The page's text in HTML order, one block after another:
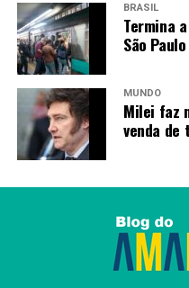
BRASIL
Termina
São Paulo
MUNDO
Milei faz
venda